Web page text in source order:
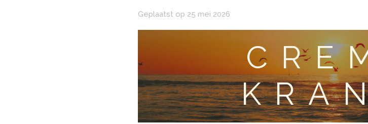
Geplaatst op 25 mei 2026